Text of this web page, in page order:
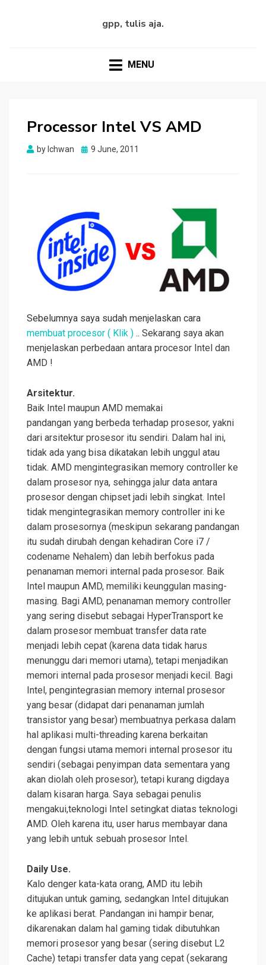
gpp, tulis aja.
MENU
Processor Intel VS AMD
by Ichwan
Posted
9 June, 2011
Sebelumnya saya sudah menjelaskan cara
membuat procesor ( Klik ) .. Sekarang saya akan
menjelaskan perbedaan antara procesor Intel dan
AMD !
Arsitektur.
Baik Intel maupun AMD memakai
pandangan yang berbeda terhadap prosesor, yakni
dari arsitektur prosesor itu sendiri. Dalam hal ini,
tidak ada yang bisa dikatakan lebih unggul atau
tidak. AMD mengintegrasikan memory controller ke
dalam prosesor nya, sehingga jalur data antara
prosesor dengan chipset jadi lebih singkat. Intel
tidak mengintegrasikan memory controller ini ke
dalam prosesornya (meskipun sekarang pandangan
itu sudah dirubah dengan kehadiran Core i7 /
codename Nehalem) dan lebih berfokus pada
penanaman memori internal pada prosesor. Baik
Intel maupun AMD, memiliki keunggulan masing-
masing. Bagi AMD, penanaman memory controller
yang sering disebut sebagai HyperTransport ke
dalam prosesor membuat transfer data rate
menjadi lebih cepat (karena data tidak harus
menunggu dari memori utama), tetapi menjadikan
memori internal pada prosesor menjadi kecil. Bagi
Intel, pengintegrasian memory internal prosesor
yang besar (didapat dari penanaman jumlah
transistor yang besar) membuatnya perkasa dalam
hal aplikasi multi-threading karena berkaitan
dengan fungsi utama memori internal prosesor itu
sendiri (sebagai penyimpan data sementara yang
akan diolah oleh prosesor), tetapi kurang digdaya
dalam kisaran harga. Saya sebagai penulis
mengakui,teknologi Intel setingkat diatas teknologi
AMD. Oleh karena itu, user harus membayar dana
yang lebih untuk sebuah prosesor Intel.
Daily Use.
Kalo denger kata-kata orang, AMD itu lebih
ditujukan untuk gaming, sedangkan Intel ditujukan
ke aplikasi berat. Pandangan ini hampir benar,
dikarenakan dalam hal gaming tidak dibutuhkan
memori prosesor yang besar (sering disebut L2
Cache) tetapi transfer data yang cepat (sekarang